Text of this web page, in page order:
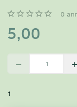
0
5,00
1